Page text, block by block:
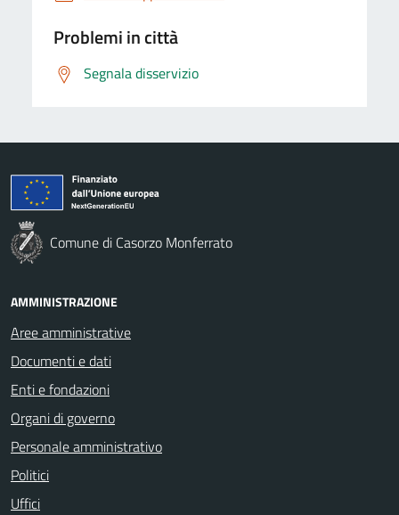
Problemi in città
Segnala disservizio
Comune di Casorzo Monferrato
AMMINISTRAZIONE
Aree amministrative
Documenti e dati
Enti e fondazioni
Organi di governo
Personale amministrativo
Politici
Uffici